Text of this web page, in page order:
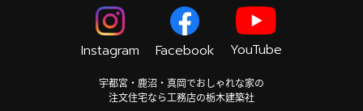
Instagram Facebook YouTube
宇都宮・鹿沼・真岡でおしゃれな家の
注文住宅なら工務店の栃木建築社